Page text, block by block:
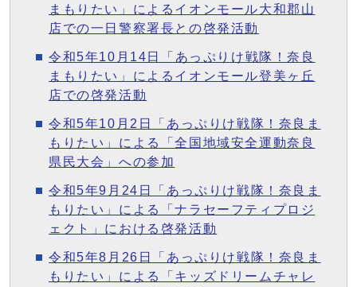
まもりたい」によるイオンモール大和郡山
店での一日警察署長との啓発活動
令和5年10月14日「あっぷりけ戦隊！奈良
まもりたい」によるイオンモール登美ヶ丘
店での啓発活動
令和5年10月2日「あっぷりけ戦隊！奈良ま
もりたい」による「全国地域安全運動奈良
県民大会」への参加
令和5年9月24日「あっぷりけ戦隊！奈良ま
もりたい」による「ナラセーフティプロジ
ェクト」における啓発活動
令和5年8月26日「あっぷりけ戦隊！奈良ま
もりたい」による「キッズドリームチャレ